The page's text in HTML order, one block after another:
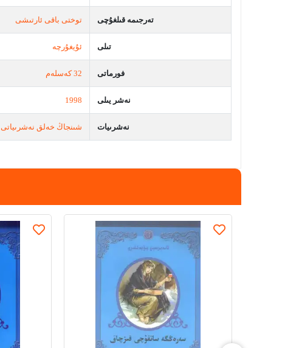
تەرجىمە قىلغۇچى توختى باقى ئارتىشى
تىلى ئۇيغۇرچە
فورماتى 32 كەسلەم
نەشر يىلى 1998
نەشرىيات شىنجاڭ خەلق نەشرىياتى